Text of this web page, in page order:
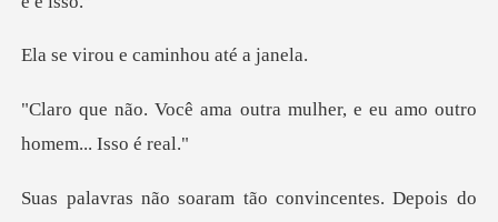
e caminhou
outra mulher, e eu amo ou